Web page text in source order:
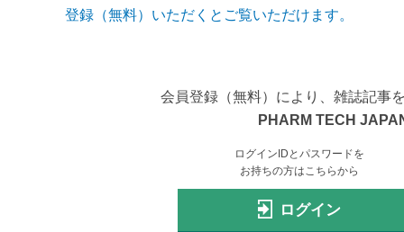
登録（無料）いただくとご覧いただけます。
会員登録（無料）により、雑誌記事
PHARM TECH
ログインIDとパスワードを
お持ちの方はこちらから
ログイン